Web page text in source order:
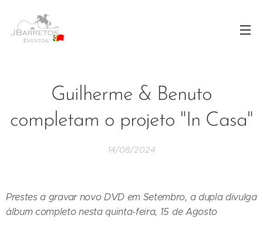
Guilherme & Benuto
completam o projeto "In Casa"
14/08/2024
Prestes a gravar novo DVD em Setembro, a dupla divulga
álbum completo nesta quinta-feira, 15 de Agosto